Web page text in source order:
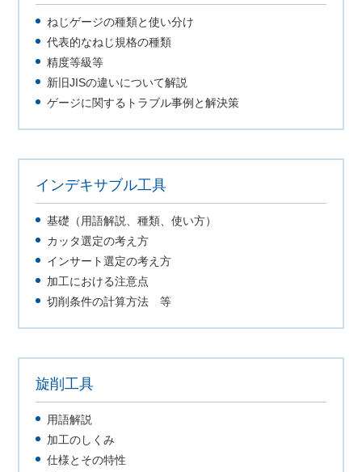
ねじゲージの種類と使い分け
代表的なねじ規格の種類
精度等級等
新旧JISの違いについて解説
ゲージに関するトラブル事例と解決策
インデキサブル工具
基礎（用語解説、種類、使い方）
カッタ選定の考え方
インサート選定の考え方
加工における注意点
切削条件の計算方法 等
旋削工具
用語解説
加工のしくみ
仕様とその特性